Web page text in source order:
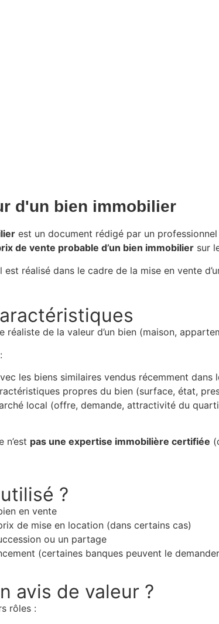
d'un bien immobilier
est un document rédigé par un
de vente probable d’un bien immobilier sur
est réalisé dans le cadre de la mise en vente
réaliste de la valeur d’un bien (maison,
:
les biens similaires vendus récemment dans
propres du bien (surface, état,
local (offre, demande, attractivité du
n’est pas une expertise immobilière certifiée
?
en vente
de mise en location (dans certains cas)
ou un partage
(certaines banques peuvent le
avis de valeur ?
rôles :